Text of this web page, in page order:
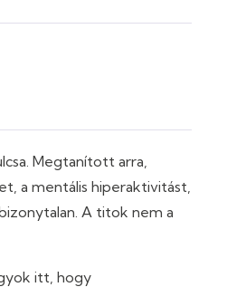
Megtanított arra,
a mentális hiperaktivitást,
A titok nem a
itt, hogy